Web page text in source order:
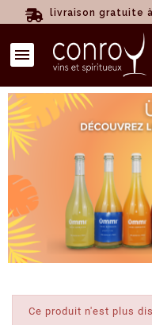
livraison gratuite
Ce produit n'est plus